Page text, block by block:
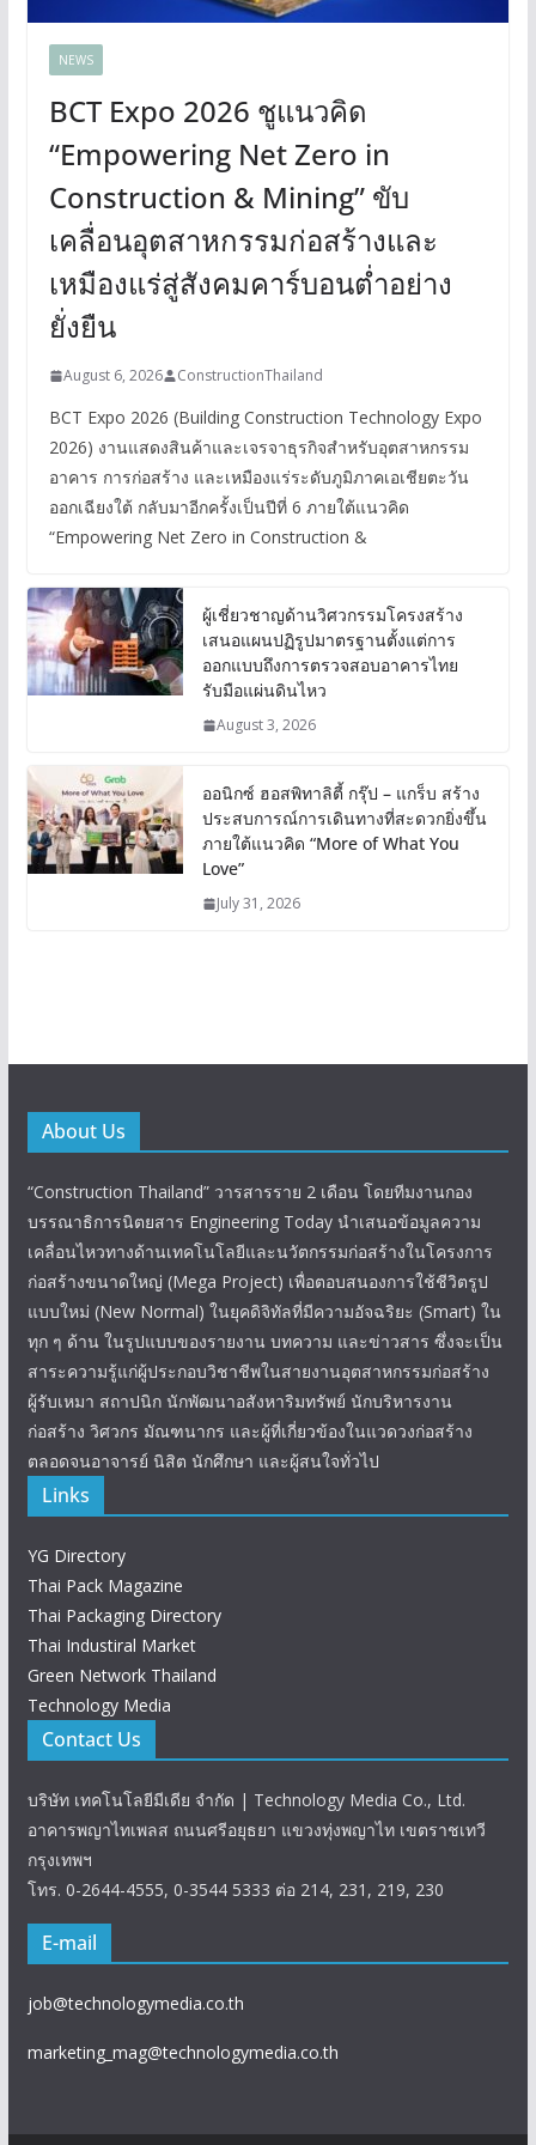
NEWS
BCT Expo 2026 ชูแนวคิด
“Empowering Net Zero in
Construction & Mining” ขับ
เคลื่อนอุตสาหกรรมก่อสร้างและ
เหมืองแร่สู่สังคมคาร์บอนต่ำอย่าง
ยั่งยืน
August 6, 2026 ConstructionThailand
BCT Expo 2026 (Building Construction Technology Expo
2026) งานแสดงสินค้าและเจรจาธุรกิจสำหรับอุตสาหกรรม
อาคาร การก่อสร้าง และเหมืองแร่ระดับภูมิภาคเอเชียตะวัน
ออกเฉียงใต้ กลับมาอีกครั้งเป็นปีที่ 6 ภายใต้แนวคิด
“Empowering Net Zero in Construction &
ผู้เชี่ยวชาญด้านวิศวกรรมโครงสร้าง
เสนอแผนปฏิรูปมาตรฐานตั้งแต่การ
ออกแบบถึงการตรวจสอบอาคารไทย
รับมือแผ่นดินไหว
August 3, 2026
ออนิกซ์ ฮอสพิทาลิตี้ กรุ๊ป – แกร็บ สร้าง
ประสบการณ์การเดินทางที่สะดวกยิ่งขึ้น
ภายใต้แนวคิด “More of What You
Love”
July 31, 2026
About Us
“Construction Thailand” วารสารราย 2 เดือน โดยทีมงานกอง
บรรณาธิการนิตยสาร Engineering Today นำเสนอข้อมูลความ
เคลื่อนไหวทางด้านเทคโนโลยีและนวัตกรรมก่อสร้างในโครงการ
ก่อสร้างขนาดใหญ่ (Mega Project) เพื่อตอบสนองการใช้ชีวิตรูป
แบบใหม่ (New Normal) ในยุคดิจิทัลที่มีความอัจฉริยะ (Smart) ใน
ทุก ๆ ด้าน ในรูปแบบของรายงาน บทความ และข่าวสาร ซึ่งจะเป็น
สาระความรู้แก่ผู้ประกอบวิชาชีพในสายงานอุตสาหกรรมก่อสร้าง
ผู้รับเหมา สถาปนิก นักพัฒนาอสังหาริมทรัพย์ นักบริหารงาน
ก่อสร้าง วิศวกร มัณฑนากร และผู้ที่เกี่ยวข้องในแวดวงก่อสร้าง
ตลอดจนอาจารย์ นิสิต นักศึกษา และผู้สนใจทั่วไป
Links
YG Directory
Thai Pack Magazine
Thai Packaging Directory
Thai Industiral Market
Green Network Thailand
Technology Media
Contact Us
บริษัท เทคโนโลยีมีเดีย จำกัด | Technology Media Co., Ltd.
อาคารพญาไทเพลส ถนนศรีอยุธยา แขวงทุ่งพญาไท เขตราชเทวี
กรุงเทพฯ
โทร. 0-2644-4555, 0-3544 5333 ต่อ 214, 231, 219, 230
E-mail
job@technologymedia.co.th
marketing_mag@technologymedia.co.th